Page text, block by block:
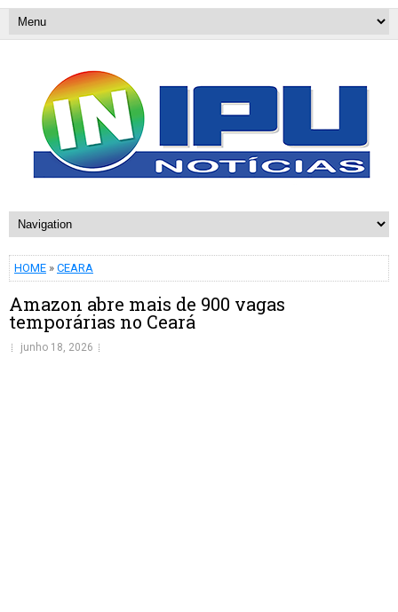
HOME » CEARA
Amazon abre mais de 900 vagas
temporárias no Ceará
junho 18, 2026